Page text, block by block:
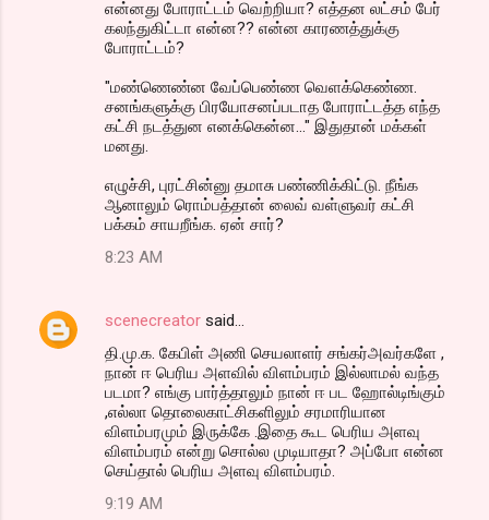
என்னது போராட்டம் வெற்றியா? எத்தன லட்சம் பேர்
கலந்துகிட்டா என்ன?? என்ன காரணத்துக்கு
போராட்டம்?
"மண்ணெண்ன வேப்பெண்ண வெளக்கெண்ண.
சனங்களுக்கு பிரயோசனப்படாத போராட்டத்த எந்த
கட்சி நடத்துன எனக்கென்ன..." இதுதான் மக்கள்
மனது.
எழுச்சி, புரட்சின்னு தமாசு பண்ணிக்கிட்டு. நீங்க
ஆனாலும் ரொம்பத்தான் லைவ் வள்ளுவர் கட்சி
பக்கம் சாயறீங்க. ஏன் சார்?
8:23 AM
scenecreator said…
தி.மு.க. கேபிள் அணி செயலாளர் சங்கர்அவர்களே ,
நான் ஈ பெரிய அளவில் விளம்பரம் இல்லாமல் வந்த
படமா? எங்கு பார்த்தாலும் நான் ஈ பட ஹோல்டிங்கும்
,எல்லா தொலைகாட்சிகளிலும் சரமாரியான
விளம்பரமும் இருக்கே .இதை கூட பெரிய அளவு
விளம்பரம் என்று சொல்ல முடியாதா? அப்போ என்ன
செய்தால் பெரிய அளவு விளம்பரம்.
9:19 AM